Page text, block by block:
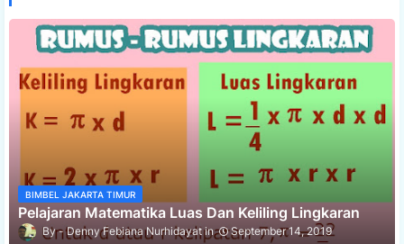
BIMBEL JAKARTA TIMUR
Pelajaran Matematika Luas Dan Keliling Lingkaran
Denny Febiana Nurhidayat September 14, 2019